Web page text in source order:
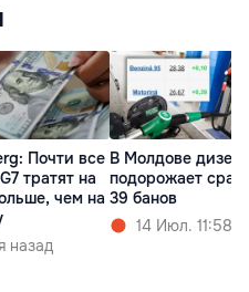
Почти все
тратят на
чем на
назад
В Молдове дизель
подорожает
39 банов
14 Июл. 11:58